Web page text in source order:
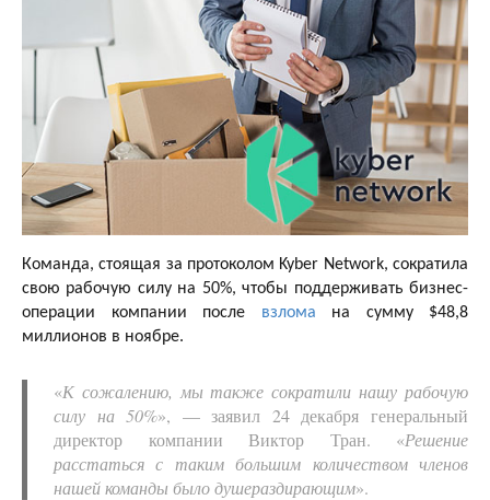
Команда, стоящая за протоколом Kyber Network, сократила
свою рабочую силу на 50%, чтобы поддерживать бизнес-
операции компании после взлома на сумму $48,8
миллионов в ноябре.
«К сожалению, мы также сократили нашу рабочую
силу на 50%», — заявил 24 декабря генеральный
директор компании Виктор Тран. «Решение
расстаться с таким большим количеством членов
нашей команды было душераздирающим».